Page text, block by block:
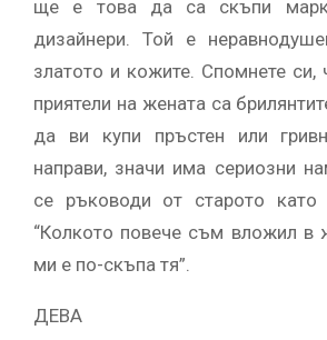
ще е това да са скъпи
дизайнери. Той е
златото и кожите. Спомнете си,
приятели на жената са
да ви купи пръстен или
направи, значи има сериозни
се ръководи от старото като
“Колкото повече съм вложил в
ми е по-скъпа тя”.
ДЕВА